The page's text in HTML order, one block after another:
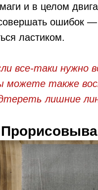
и в целом
ошибок
ластиком.
все-таки нужно
можете также
лишние